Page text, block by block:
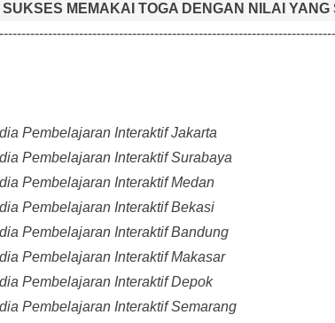
MEMAKAI TOGA DENGAN NILAI YANG
Pembelajaran Interaktif Jakarta
Pembelajaran Interaktif Surabaya
Pembelajaran Interaktif Medan
Pembelajaran Interaktif Bekasi
Pembelajaran Interaktif Bandung
Pembelajaran Interaktif Makasar
Pembelajaran Interaktif Depok
Pembelajaran Interaktif Semarang